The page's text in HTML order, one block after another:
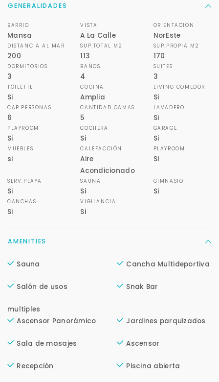
GENERALIDADES
BARRIO
Mansa
VISTA
A La Calle
ORIENTACION
NorEste
DISTANCIA AL MAR
200
SUP.TOTAL M2
113
SUP.PROPIA M2
170
DORMITORIOS
3
BAÑOS
4
SUITES
3
TOILETTE
Si
COCINA
Amplia
LIVING COMEDOR
Si
CAP.PERSONAS
6
CANTIDAD CAMAS
5
LAVADERO
Si
PLAYROOM
Si
COCHERA
Si
GARAGE
Si
MUEBLES
si
CALEFACCIÓN
Aire
Acondicionado
PLAYROOM
Si
SERV.PLAYA
Si
SAUNA
Si
GIMNASIO
Si
CANCHAS
Si
VIGILANCIA
Si
AMENITIES
Sauna Cancha Multideportiva
Salón de usos
multiples
Snak Bar
Ascensor Panorámico Jardines parquizados
Sala de masajes Ascensor
Recepción Piscina abierta
Para responderte
mejor y más rápido
Tu nombre *
Tu WhatsApp *